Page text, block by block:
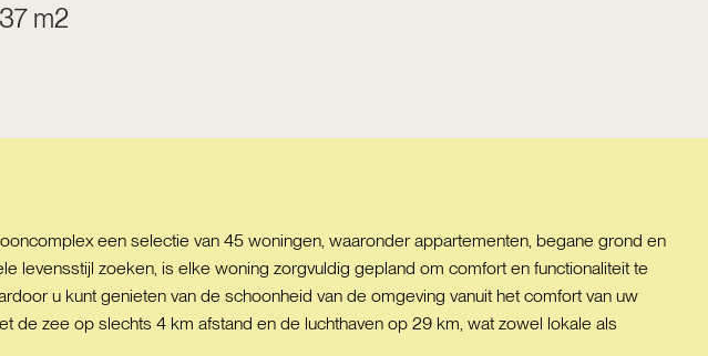
m2
een selectie van 45 woningen, waaronder appartementen, begane grond en
levensstijl zoeken, is elke woning zorgvuldig gepland om comfort en functionaliteit te
u kunt genieten van de schoonheid van de omgeving vanuit het comfort van uw
de zee op slechts 4 km afstand en de luchthaven op 29 km, wat zowel lokale als